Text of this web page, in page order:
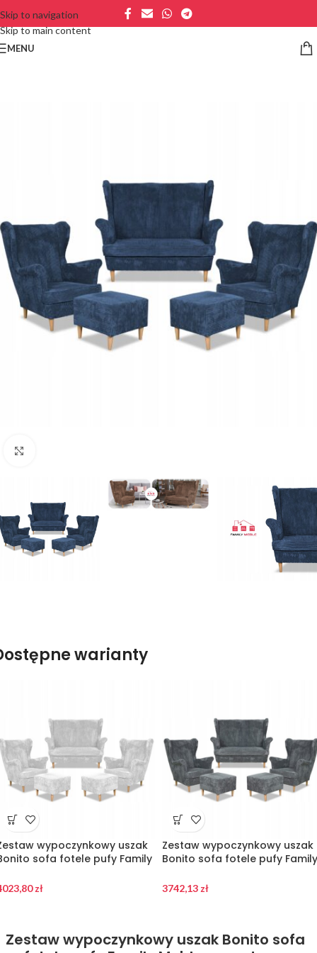
Skip to navigation
Skip to main content
MENU
warianty
wypoczynkowy uszak
sofa fotele pufy Family
zł
Zestaw wypoczynkowy uszak
Bonito sofa fotele pufy Family
3742,13 zł
Zestaw wypoczynkowy uszak Bonito sofa